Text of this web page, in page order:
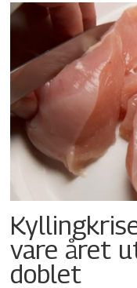
vare året
doblet